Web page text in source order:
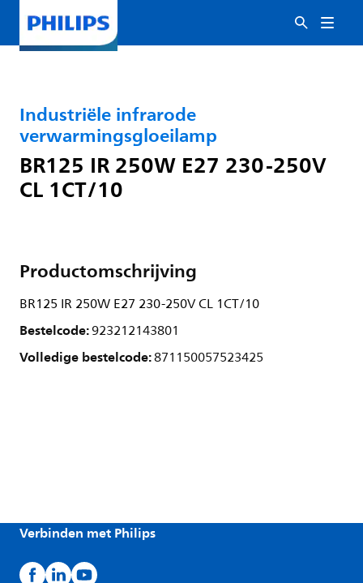
Industriële infrarode
verwarmingsgloeilamp
BR125 IR 250W E27 230-250V
CL 1CT/10
Productomschrijving
BR125 IR 250W E27 230-250V CL 1CT/10
Bestelcode:923212143801
Volledige bestelcode:871150057523425
Verbinden met Philips